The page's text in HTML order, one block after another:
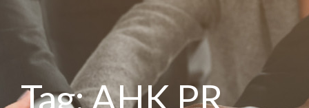
Tag: AHK PR